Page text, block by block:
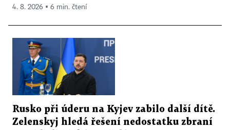
4. 8. 2026 ▪ 6 min. čtení
Rusko při úderu na Kyjev zabilo další dítě.
Zelenskyj hledá řešení nedostatku zbraní